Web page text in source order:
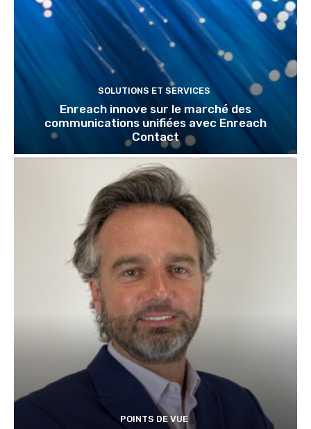
SOLUTIONS ET SERVICES
Enreach innove sur le marché des
communications unifiées avec Enreach
Contact
POINTS DE VUE